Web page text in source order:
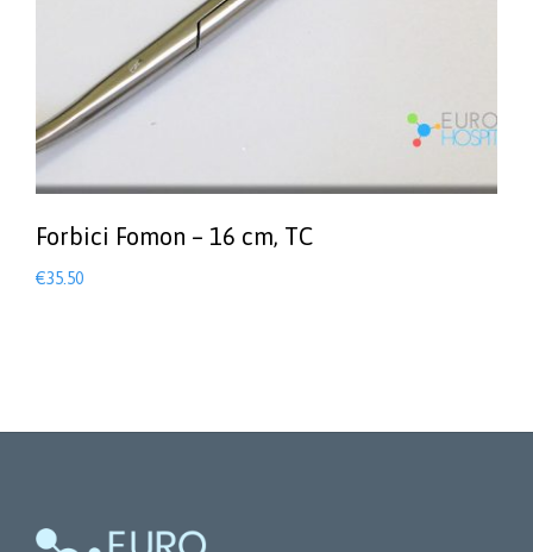
Forbici Fomon – 16 cm, TC
€35.50